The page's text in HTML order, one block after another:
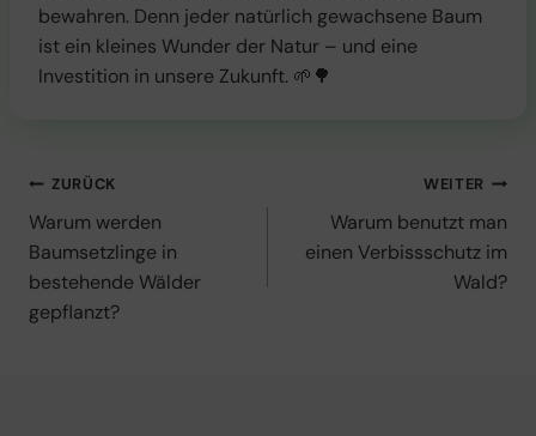
bewahren. Denn jeder natürlich gewachsene Baum
ist ein kleines Wunder der Natur – und eine
Investition in unsere Zukunft. 🌱🌳
Beitragsnavigation
ZURÜCK
Warum werden
Baumsetzlinge in
bestehende Wälder
gepflanzt?
WEITER
Warum benutzt man
einen Verbissschutz im
Wald?